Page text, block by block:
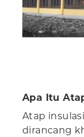
Apa Itu
Atap
dirancang